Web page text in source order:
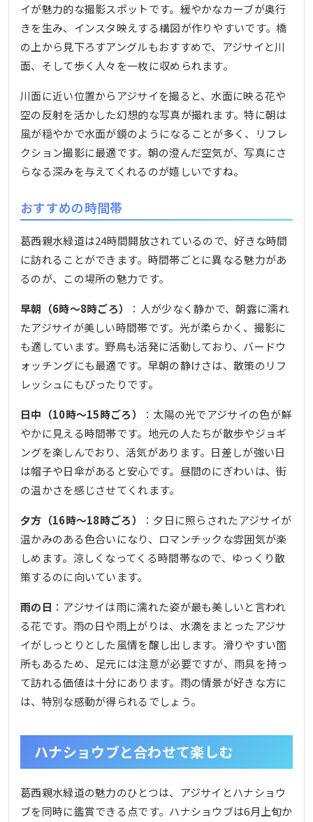
イが魅力的な撮影スポットです。緩やかなカーブが奥行
きを生み、インスタ映えする構図が作りやすいです。橋
の上から見下ろすアングルもおすすめで、アジサイと川
面、そして歩く人々を一枚に収められます。
川面に近い位置からアジサイを撮ると、水面に映る花や
空の反射を活かした幻想的な写真が撮れます。特に朝は
風が穏やかで水面が鏡のようになることが多く、リフレ
クション撮影に最適です。朝の澄んだ空気が、写真にさ
らなる深みを与えてくれるのが嬉しいですね。
おすすめの時間帯
葛西親水緑道は24時間開放されているので、好きな時間
に訪れることができます。時間帯ごとに異なる魅力があ
るのが、この場所の魅力です。
早朝（6時〜8時ごろ）
：人が少なく静かで、朝露に濡れ
たアジサイが美しい時間帯です。光が柔らかく、撮影に
も適しています。野鳥も活発に活動しており、バードウ
ォッチングにも最適です。早朝の静けさは、散策のリフ
レッシュにもぴったりです。
日中（10時〜15時ごろ）
：太陽の光でアジサイの色が鮮
やかに見える時間帯です。地元の人たちが散歩やジョギ
ングを楽しんでおり、活気があります。日差しが強い日
は帽子や日傘があると安心です。昼間のにぎわいは、街
の温かさを感じさせてくれます。
夕方（16時〜18時ごろ）
：夕日に照らされたアジサイが
温かみのある色合いになり、ロマンチックな雰囲気が楽
しめます。涼しくなってくる時間帯なので、ゆっくり散
策するのに向いています。
雨の日 ：アジサイは雨に濡れた姿が最も美しいと言われ
る花です。雨の日や雨上がりは、水滴をまとったアジサ
イがしっとりとした風情を醸し出します。滑りやすい箇
所もあるため、足元には注意が必要ですが、雨具を持っ
て訪れる価値は十分にあります。雨の情景が好きな方に
は、特別な感動が得られるでしょう。
ハナショウブと合わせて楽しむ
葛西親水緑道の魅力のひとつは、アジサイとハナショウ
ブを同時に鑑賞できる点です。ハナショウブは6月上旬か